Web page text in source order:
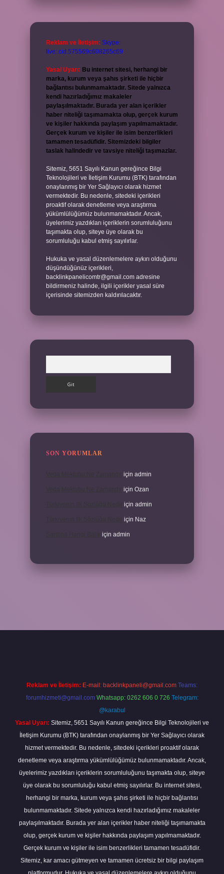
Reklam ve İletişim: Skype:
live:.cid.575569c608265c69
Yasal Uyarı: Bu internet sitesi, herhangi bir
marka, kurum veya şahıs şirketi ile hiçbir
bağlantısı bulunmamaktadır. Sitede yalnızca
kendi hazırladığımız makaleler
paylaşılmaktadır. Burada yer alan içerikler
haber niteliği taşımamakta olup, gerçek kurum
ve kişiler hakkında paylaşım yapılmamaktadır.
Gerçek kurum ve kişiler ile isim benzerlikleri
tamamen tesadüfidir. Sitemizdeki bilgiler
taslak halindedir ve tavsiye niteliği taşımazlar.
Sitemiz, 5651 Sayılı Kanun gereğince Bilgi
Teknolojileri ve İletişim Kurumu (BTK) tarafından
onaylanmış bir Yer Sağlayıcı olarak hizmet
vermektedir. Bu nedenle, sitedeki içerikleri
proaktif olarak denetleme veya araştırma
yükümlülüğümüz bulunmamaktadır. Ancak,
üyelerimiz yazdıkları içeriklerin sorumluluğunu
taşımakta olup, siteye üye olarak bu
sorumluluğu kabul etmiş sayılırlar.
Hukuka ve yasal düzenlemelere aykırı olduğunu
düşündüğünüz içerikleri,
backlinkpanelicomtr@gmail.com adresine
bildirmeniz halinde, ilgili içerikler yasal süre
içerisinde sitemizden kaldırılacaktır.
SON YORUMLAR
için admin
için Ozan
için admin
için Naz
için admin
Reklam ve İletişim: E-mail: backlinkpaneli@gmail.com Teams:
forumhizmeti@gmail.com Whatsapp: 0262 606 0 726 Telegram:
@karabul
Yasal Uyarı: Sitemiz, 5651 Sayılı Kanun gereğince Bilgi Teknolojileri ve
İletişim Kurumu (BTK) tarafından onaylanmış bir Yer Sağlayıcı olarak
hizmet vermektedir. Bu nedenle, sitedeki içerikleri proaktif olarak
denetleme veya araştırma yükümlülüğümüz bulunmamaktadır. Ancak,
üyelerimiz yazdıkları içeriklerin sorumluluğunu taşımakta olup, siteye
üye olarak bu sorumluluğu kabul etmiş sayılırlar. Bu internet sitesi,
herhangi bir marka, kurum veya şahıs şirketi ile hiçbir bağlantısı
bulunmamaktadır. Sitede yalnızca kendi hazırladığımız makaleler
paylaşılmaktadır. Burada yer alan içerikler haber niteliği taşımamakta
olup, gerçek kurum ve kişiler hakkında paylaşım yapılmamaktadır.
Gerçek kurum ve kişiler ile isim benzerlikleri tamamen tesadüfidir.
Sitemiz, kar amacı gütmeyen ve tamamen ücretsiz bir bilgi paylaşım